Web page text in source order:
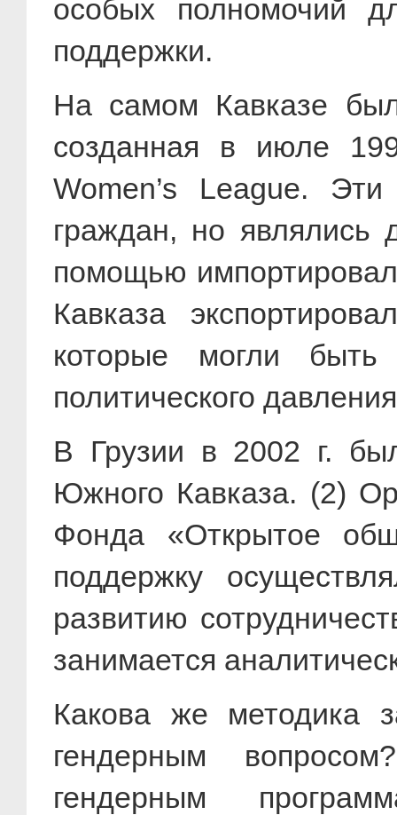
особых полномочий
поддержки.
На самом Кавказе
созданная в июле
Women’s League.
граждан, но являлись
помощью
Кавказа
которые могли быть
политического
В Грузии в 2002 г.
Южного Кавказа. (2)
Фонда «Открытое
поддержку
развитию
занимается
Какова же методика
гендерным
гендерным